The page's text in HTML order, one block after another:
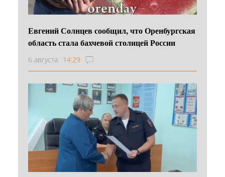
Евгений Солнцев сообщил, что Оренбургская
область стала бахчевой столицей России
6 августа 14:29